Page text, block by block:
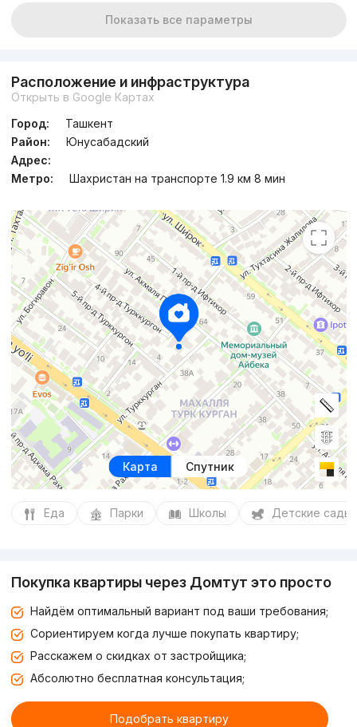
Показать все параметры
Расположение и инфраструктура
Открыть в Google Картах
Город:
Ташкент
Район:
Юнусабадский
Адрес:
Метро:
Шахристан на транспорте 1.9 км 8 мин
Карта Спутник
Еда Парки Школы Детские сады
Покупка квартиры через Домтут это просто
Найдём оптимальный вариант под ваши требования;
Сориентируем когда лучше покупать квартиру;
Расскажем о скидках от застройщика;
Абсолютно бесплатная консультация;
Подобрать квартиру